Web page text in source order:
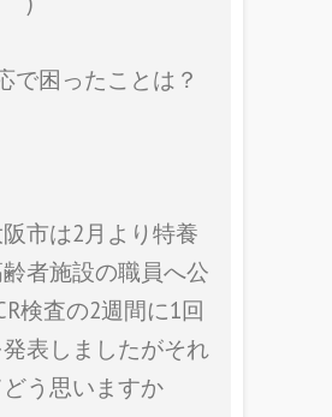
困ったことは？
阪市は2月より特養
者施設の職員へ公
検査の2週間に1回
表しましたがそれ
う思いますか